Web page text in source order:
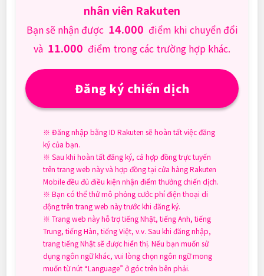
nhân viên Rakuten
Bạn sẽ nhận được 14.000 điểm khi chuyển đổi
và 11.000 điểm trong các trường hợp khác.
Đăng ký chiến dịch
※ Đăng nhập bằng ID Rakuten sẽ hoàn tất việc đăng
ký của bạn.
※ Sau khi hoàn tất đăng ký, cả hợp đồng trực tuyến
trên trang web này và hợp đồng tại cửa hàng Rakuten
Mobile đều đủ điều kiện nhận điểm thưởng chiến dịch.
※ Bạn có thể thử mô phỏng cước phí điện thoại di
động trên trang web này trước khi đăng ký.
※ Trang web này hỗ trợ tiếng Nhật, tiếng Anh, tiếng
Trung, tiếng Hàn, tiếng Việt, v.v. Sau khi đăng nhập,
trang tiếng Nhật sẽ được hiển thị. Nếu bạn muốn sử
dụng ngôn ngữ khác, vui lòng chọn ngôn ngữ mong
muốn từ nút “Language” ở góc trên bên phải.